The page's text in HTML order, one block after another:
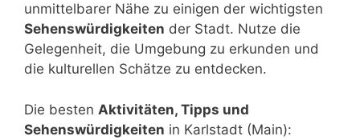
unmittelbarer Nähe zu einigen der wichtigsten
Sehenswürdigkeiten der Stadt. Nutze die
Gelegenheit, die Umgebung zu erkunden und
die kulturellen Schätze zu entdecken.
Die besten Aktivitäten, Tipps und
Sehenswürdigkeiten in Karlstadt (Main):